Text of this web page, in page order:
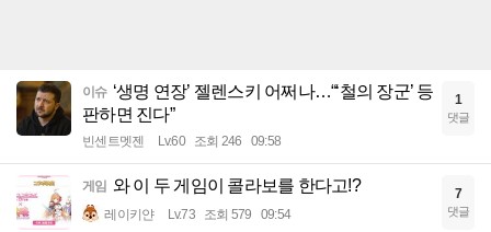
이슈 ‘생명 연장’ 젤렌스키 어쩌나…“‘철의 장군’ 등
판하면 진다”
빈센트멧젠 Lv.60 조회 246 09:58
1
댓글
게임 와 이 두 게임이 콜라보를 한다고!?
레이키얀 Lv.73 조회 579 09:54
7
댓글